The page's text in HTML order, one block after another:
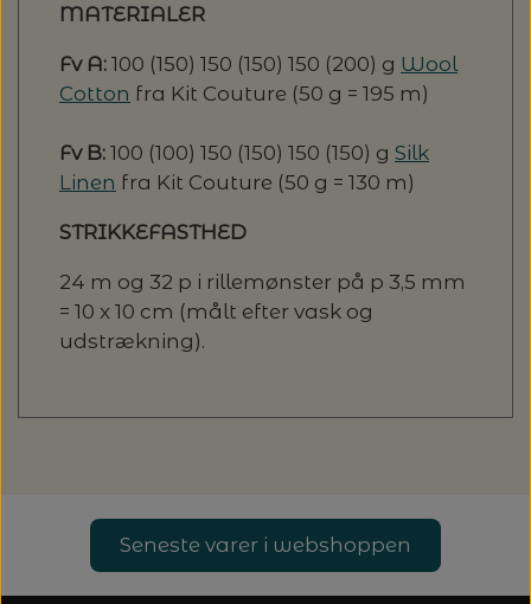
MATERIALER
Fv A: 100 (150) 150 (150) 150 (200) g Wool
Cotton fra Kit Couture (50 g = 195 m)
Fv B: 100 (100) 150 (150) 150 (150) g Silk
Linen fra Kit Couture (50 g = 130 m)
STRIKKEFASTHED
24 m og 32 p i rillemønster på p 3,5 mm
= 10 x 10 cm (målt efter vask og
udstrækning).
Seneste varer i webshoppen